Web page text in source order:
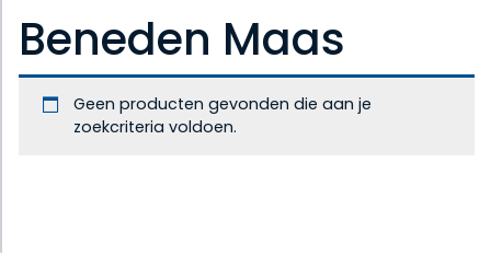
Beneden Maas
Geen producten gevonden die aan je
zoekcriteria voldoen.